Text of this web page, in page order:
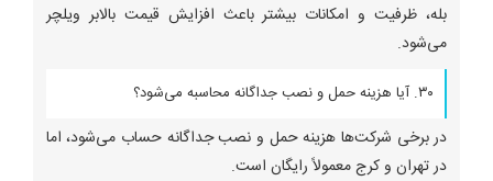
بله، ظرفیت و امکانات بیشتر باعث افزایش قیمت بالابر ویلچر
می‌شود.
۳۰. آیا هزینه حمل و نصب جداگانه محاسبه می‌شود؟
در برخی شرکت‌ها هزینه حمل و نصب جداگانه حساب می‌شود، اما
در تهران و کرج معمولاً رایگان است.